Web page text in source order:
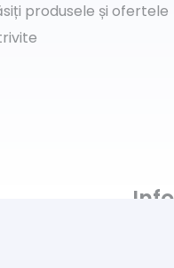
produsele și ofertele